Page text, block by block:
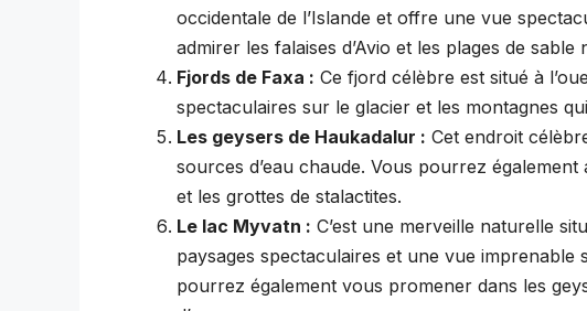
occidentale de l’Islande et offre une vue
admirer les falaises d’Avio et les plages de sable
Fjords de Faxa : Ce fjord célèbre est situé à
spectaculaires sur le glacier et les montagnes
Les geysers de Haukadalur : Cet endroit
sources d’eau chaude. Vous pourrez
et les grottes de stalactites.
Le lac Myvatn : C’est une merveille naturelle
paysages spectaculaires et une vue imprenable
pourrez également vous promener dans les